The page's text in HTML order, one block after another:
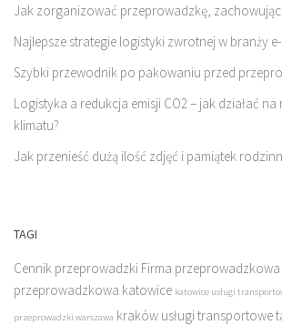
Jak zorganizować przeprowadzkę,
Najlepsze strategie logistyki zwrotnej w branży
Szybki przewodnik po pakowaniu przed
Logistyka a redukcja emisji CO2 – jak działać
klimatu?
Jak przenieść dużą ilość zdjęć i pamiątek
TAGI
Cennik przeprowadzki Firma przeprowadzkowa
przeprowadzkowa katowice katowice usługi
przeprowadzki warszawa kraków usługi transportowe